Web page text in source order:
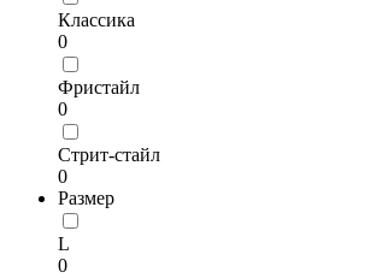
Классика
0
Фристайл
0
Стрит-стайл
0
Размер
L
0